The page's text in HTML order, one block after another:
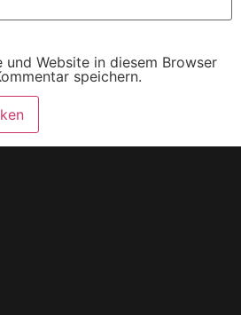
und Website in diesem Browser
speichern.